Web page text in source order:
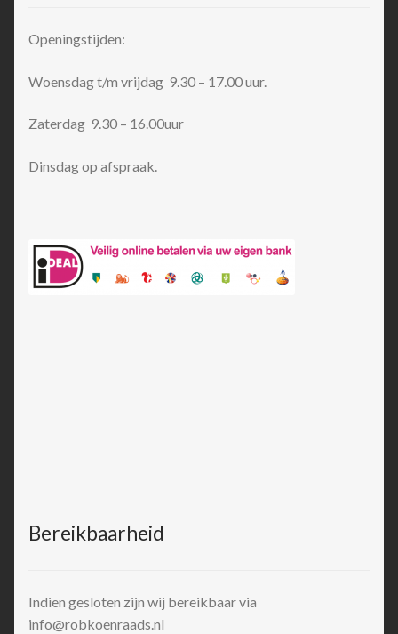
Openingstijden:
Woensdag t/m vrijdag 9.30 – 17.00 uur.
Zaterdag 9.30 – 16.00uur
Dinsdag op afspraak.
Bereikbaarheid
Indien gesloten zijn wij bereikbaar via
info@robkoenraads.nl